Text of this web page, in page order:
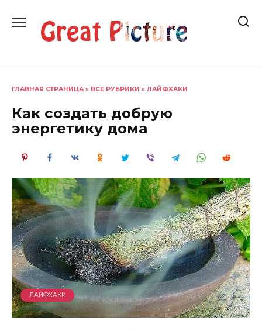
содержанию
ГЛАВНАЯ СТРАНИЦА » ВСЕ РУБРИКИ » ЛАЙФХАКИ
Как создать добрую
энергетику дома
ЛАЙФХАКИ